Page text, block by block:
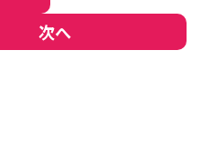
次へ